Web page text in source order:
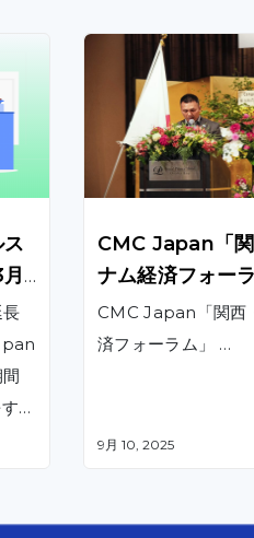
る
CMC Japan「
ナム経済フォー
壇
CMC Japan「関西
済フォーラム」 …
9月 10, 2025